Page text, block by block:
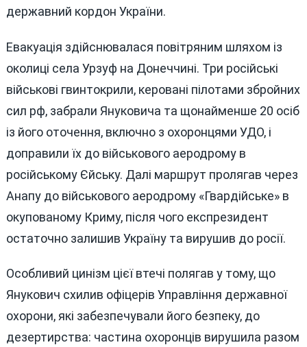
державний кордон України.
Евакуація здійснювалася повітряним шляхом із
околиці села Урзуф на Донеччині. Три російські
військові гвинтокрили, керовані пілотами збройних
сил рф, забрали Януковича та щонайменше 20 осіб
із його оточення, включно з охоронцями УДО, і
доправили їх до військового аеродрому в
російському Єйську. Далі маршрут пролягав через
Анапу до військового аеродрому «Гвардійське» в
окупованому Криму, після чого експрезидент
остаточно залишив Україну та вирушив до росії.
Особливий цинізм цієї втечі полягав у тому, що
Янукович схилив офіцерів Управління державної
охорони, які забезпечували його безпеку, до
дезертирства: частина охоронців вирушила разом